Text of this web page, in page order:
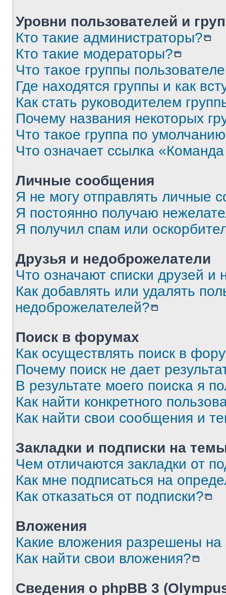
Уровни пользователей и
Кто такие администраторы?
Кто такие модераторы?
Что такое группы
Где находятся группы и как
Как стать руководителем
Почему названия некоторых
Что такое группа по
Что означает ссылка
Личные сообщения
Я не могу отправлять личные
Я постоянно получаю
Я получил спам или
Друзья и недоброжелатели
Что означают списки друзей и
Как добавлять или удалять
недоброжелателей?
Поиск в форумах
Как осуществлять поиск в
Почему поиск не дает
В результате моего поиска я
Как найти конкретного
Как найти свои сообщения и
Закладки и подписки на
Чем отличаются закладки от
Как мне подписаться на
Как отказаться от подписки?
Вложения
Какие вложения разрешены
Как найти свои вложения?
Сведения о phpBB 3